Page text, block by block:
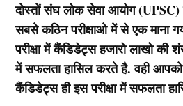
दोस्तों संघ लोक सेवा आयोग (UPSC)
सबसे कठिन परीक्षाओ में से एक माना
परीक्षा में कैंडिडेट्स हजारो लाखो की
में सफलता हासिल करते है. वही
कैंडिडेट्स ही इस परीक्षा में सफलता